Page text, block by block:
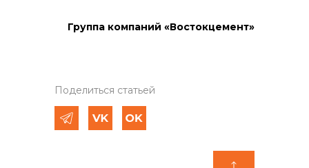
Группа компаний «Востокцемент»
Поделиться статьей